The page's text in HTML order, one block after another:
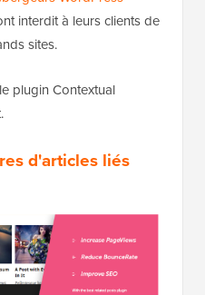
interdit à leurs clients de
sites.
plugin Contextual
d'articles liés